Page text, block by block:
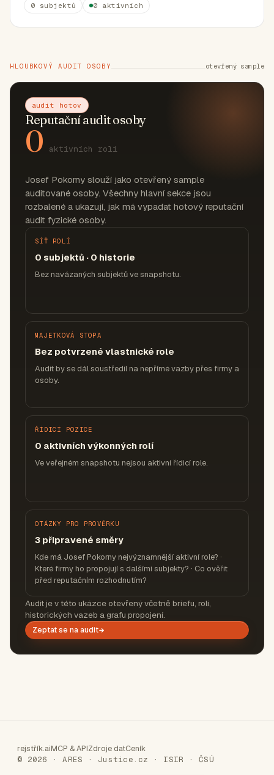
0 subjektů 0 aktivních
HLOUBKOVÝ AUDIT OSOBY otevřený sample
audit hotov
Reputační audit osoby
0 aktivních rolí
Josef Pokorny slouží jako otevřený sample
auditované osoby. Všechny hlavní sekce jsou
rozbalené a ukazují, jak má vypadat hotový reputační
audit fyzické osoby.
SÍŤ ROLÍ
0 subjektů · 0 historie
Bez navázaných subjektů ve snapshotu.
MAJETKOVÁ STOPA
Bez potvrzené vlastnické role
Audit by se dál soustředil na nepřímé vazby přes firmy a
osoby.
ŘÍDICÍ POZICE
0 aktivních výkonných rolí
Ve veřejném snapshotu nejsou aktivní řídicí role.
OTÁZKY PRO PROVĚRKU
3 připravené směry
Kde má Josef Pokorny nejvýznamnější aktivní role? ·
Které firmy ho propojují s dalšími subjekty? · Co ověřit
před reputačním rozhodnutím?
Audit je v této ukázce otevřený včetně briefu, rolí,
historických vazeb a grafu propojení.
Zeptat se na audit
rejstřík.aiMCP & APIZdroje datCeník
© 2026 · ARES · Justice.cz · ISIR · ČSÚ